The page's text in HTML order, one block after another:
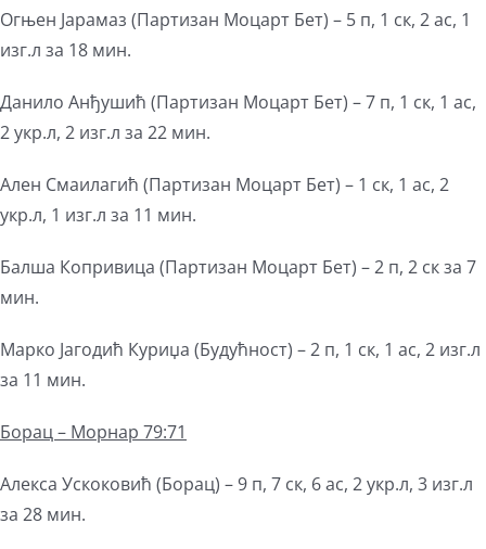
Огњен Јарамаз (Партизан Моцарт Бет) – 5 п, 1 ск, 2 ас, 1
изг.л за 18 мин.
Данило Анђушић (Партизан Моцарт Бет) – 7 п, 1 ск, 1 ас,
2 укр.л, 2 изг.л за 22 мин.
Ален Смаилагић (Партизан Моцарт Бет) – 1 ск, 1 ас, 2
укр.л, 1 изг.л за 11 мин.
Балша Копривица (Партизан Моцарт Бет) – 2 п, 2 ск за 7
мин.
Марко Јагодић Куриџа (Будућност) – 2 п, 1 ск, 1 ас, 2 изг.л
за 11 мин.
Борац – Морнар 79:71
Алекса Ускоковић (Борац) – 9 п, 7 ск, 6 ас, 2 укр.л, 3 изг.л
за 28 мин.